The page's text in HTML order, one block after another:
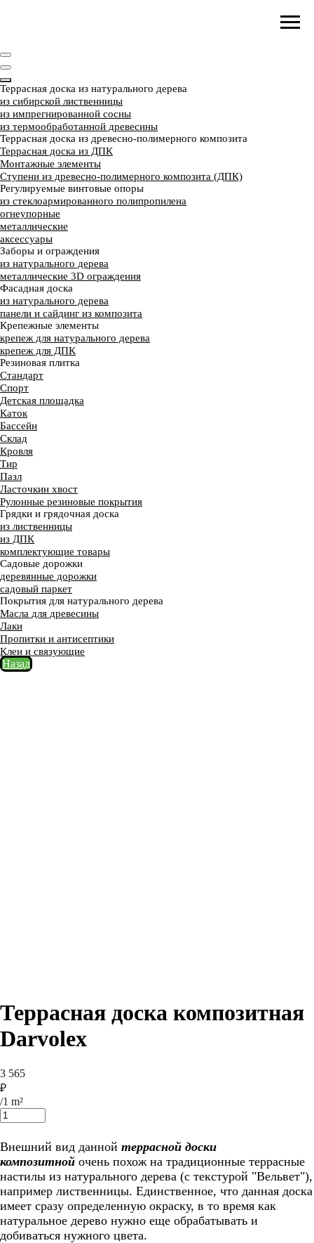
Террасная доска из натурального дерева
из сибирской лиственницы
из импрегнированной сосны
из термообработанной древесины
Террасная доска из древесно-полимерного композита
Террасная доска из ДПК
Монтажные элементы
Ступени из древесно-полимерного композита (ДПК)
Регулируемые винтовые опоры
из стеклоармированного полипропилена
огнеупорные
металлические
аксессуары
Заборы и ограждения
из натурального дерева
металлические 3D ограждения
Фасадная доска
из натурального дерева
панели и сайдинг из композита
Крепежные элементы
крепеж для натурального дерева
крепеж для ДПК
Резиновая плитка
Стандарт
Спорт
Детская площадка
Каток
Бассейн
Склад
Кровля
Тир
Пазл
Ласточкин хвост
Рулонные резиновые покрытия
Грядки и грядочная доска
из лиственницы
из ДПК
комплектующие товары
Садовые дорожки
деревянные дорожки
садовый паркет
Покрытия для натурального дерева
Масла для древесины
Лаки
Пропитки и антисептики
Клеи и связующие
Назад
Террасная доска композитная
Darvolex
3 565
₽
/1 m²
Внешний вид данной террасной доски
композитной очень похож на традиционные террасные
настилы из натурального дерева (с текстурой "Вельвет"),
например лиственницы. Единственное, что данная доска
имеет сразу определенную окраску, в то время как
натуральное дерево нужно еще обрабатывать и
добиваться нужного цвета.